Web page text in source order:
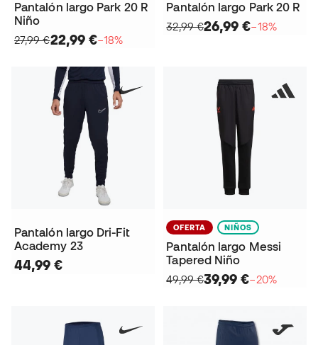
Pantalón largo Park 20 R
Niño
27,99 €22,99 €−18%
Pantalón largo Park 20 R
32,99 €26,99 €−18%
Pantalón largo Dri-Fit
Academy 23
44,99 €
OFERTA NIÑOS
Pantalón largo Messi
Tapered Niño
49,99 €39,99 €−20%